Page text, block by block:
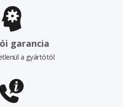
garancia
a gyártótól